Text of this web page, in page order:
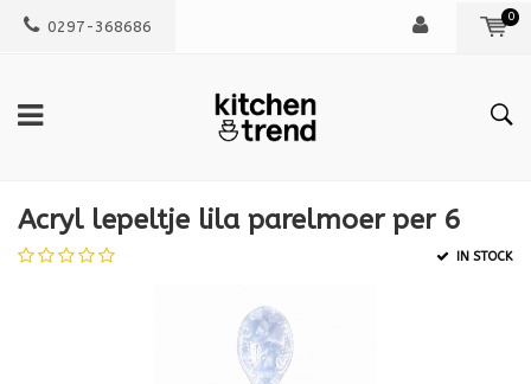
0297-368686
0
Acryl lepeltje lila parelmoer per 6
IN STOCK